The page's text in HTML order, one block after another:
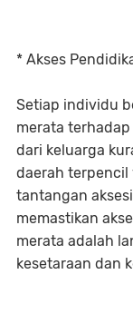
* Akses
Setiap individu
merata
dari keluarga
daerah terpencil
tantangan
memastikan
merata adalah
kesetaraan dan